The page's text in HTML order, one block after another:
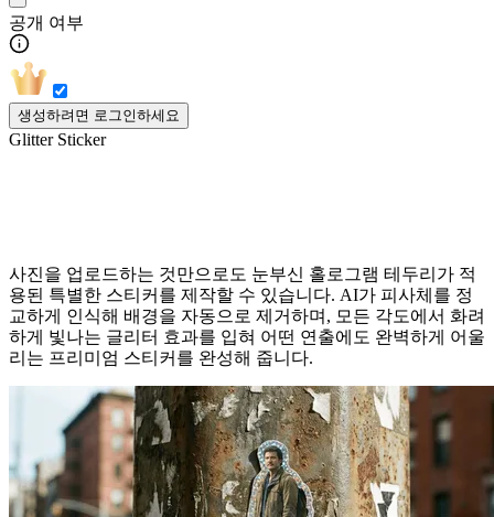
공개 여부
생성하려면 로그인하세요
Glitter Sticker
사진을 업로드하는 것만으로도 눈부신 홀로그램 테두리가 적
용된 특별한 스티커를 제작할 수 있습니다. AI가 피사체를 정
교하게 인식해 배경을 자동으로 제거하며, 모든 각도에서 화려
하게 빛나는 글리터 효과를 입혀 어떤 연출에도 완벽하게 어울
리는 프리미엄 스티커를 완성해 줍니다.